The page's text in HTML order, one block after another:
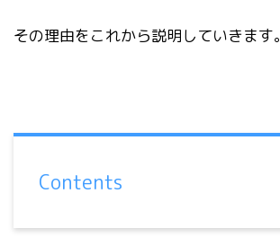
その理由をこれから説明していきます。
Contents